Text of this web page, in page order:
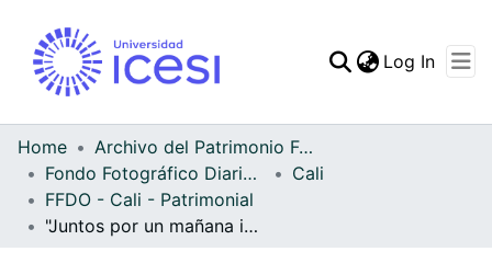
Statistics
Log In
Home
Archivo del Patrimonio Fotográfico y Fílmico del Valle del Cauca
Fondo Fotográfico Diario Occidente
Cali
FFDO - Cali - Patrimonial
"Juntos por un mañana impecable"